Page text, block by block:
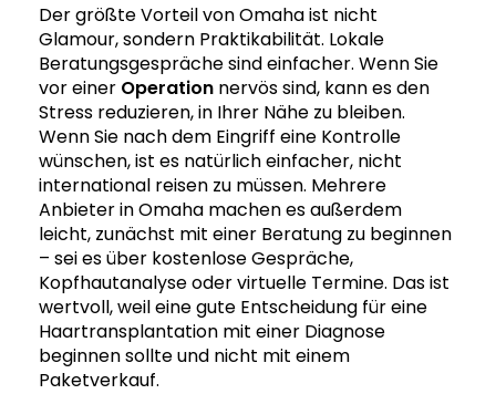
Der größte Vorteil von Omaha ist nicht
Glamour, sondern Praktikabilität. Lokale
Beratungsgespräche sind einfacher. Wenn Sie
vor einer Operation nervös sind, kann es den
Stress reduzieren, in Ihrer Nähe zu bleiben.
Wenn Sie nach dem Eingriff eine Kontrolle
wünschen, ist es natürlich einfacher, nicht
international reisen zu müssen. Mehrere
Anbieter in Omaha machen es außerdem
leicht, zunächst mit einer Beratung zu beginnen
– sei es über kostenlose Gespräche,
Kopfhautanalyse oder virtuelle Termine. Das ist
wertvoll, weil eine gute Entscheidung für eine
Haartransplantation mit einer Diagnose
beginnen sollte und nicht mit einem
Paketverkauf.